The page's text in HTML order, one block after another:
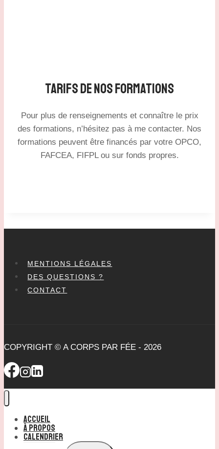
Tarifs DE Nos Formations
Pour plus de renseignements et connaître le prix
des formations, n’hésitez pas à me contacter. Nos
formations peuvent être financés par votre OPCO,
FAFCEA, FIFPL ou sur fonds propres.
MENTIONS LÉGALES
DES QUESTIONS ?
CONTACT
COPYRIGHT © A CORPS PAR FÉE - 2026
Accueil
À Propos
Calendrier